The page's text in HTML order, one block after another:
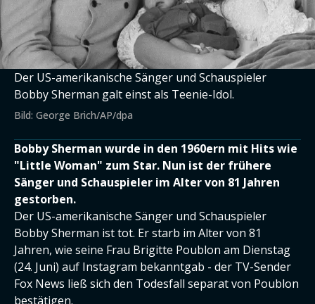
Der US-amerikanische Sänger und Schauspieler
Bobby Sherman galt einst als Teenie-Idol.
Bild: George Brich/AP/dpa
Bobby Sherman wurde in den 1960ern mit Hits wie
"Little Woman" zum Star. Nun ist der frühere
Sänger und Schauspieler im Alter von 81 Jahren
gestorben.
Der US-amerikanische Sänger und Schauspieler
Bobby Sherman ist tot. Er starb im Alter von 81
Jahren, wie seine Frau Brigitte Poublon am Dienstag
(24. Juni) auf Instagram bekanntgab - der TV-Sender
Fox News ließ sich den Todesfall separat von Poublon
bestätigen.